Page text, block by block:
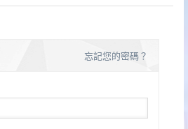
忘記您的密碼？